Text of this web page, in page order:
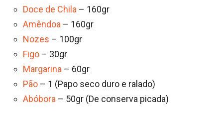
Doce de Chila – 160gr
Amêndoa – 160gr
Nozes – 100gr
Figo – 30gr
Margarina – 60gr
Pão – 1 (Papo seco duro e ralado)
Abóbora – 50gr (De conserva picada)